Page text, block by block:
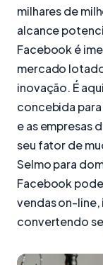
milhares de
alcance
Facebook é
mercado
inovação. É
concebida
e as empresas
seu fator de
Selmo para
Facebook
vendas on-
convertendo